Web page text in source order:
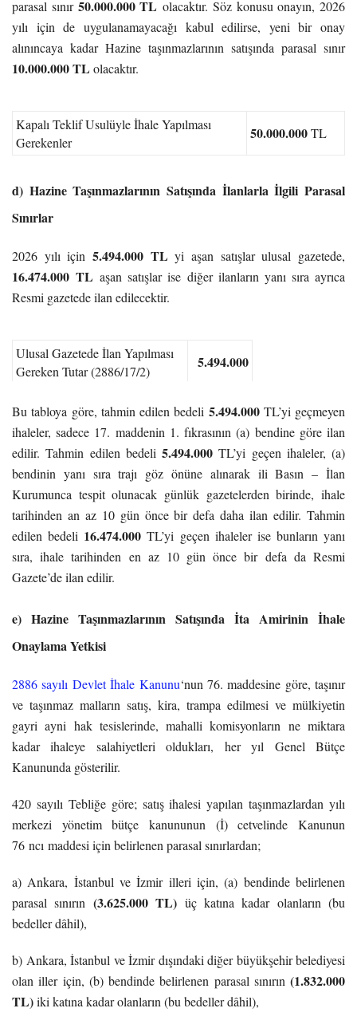
parasal sınır 50.000.000 TL olacaktır. Söz konusu onayın, 2026
yılı için de uygulanamayacağı kabul edilirse, yeni bir onay
alınıncaya kadar Hazine taşınmazlarının satışında parasal sınır
10.000.000 TL olacaktır.
Kapalı Teklif Usulüyle İhale Yapılması
Gerekenler
50.000.000TL
d) Hazine Taşınmazlarının Satışında İlanlarla İlgili Parasal
Sınırlar
2026 yılı için 5.494.000 TL yi aşan satışlar ulusal gazetede,
16.474.000 TL aşan satışlar ise diğer ilanların yanı sıra ayrıca
Resmi gazetede ilan edilecektir.
Ulusal Gazetede İlan Yapılması
Gereken Tutar (2886/17/2)
5.494.000
Gereken Tutar (2886/17/3)
16.474.000
Bu tabloya göre, tahmin edilen bedeli 5.494.000 TL’yi geçmeyen
ihaleler, sadece 17. maddenin 1. fıkrasının (a) bendine göre ilan
edilir. Tahmin edilen bedeli 5.494.000TL’yi geçen ihaleler, (a)
bendinin yanı sıra trajı göz önüne alınarak ili Basın – İlan
Kurumunca tespit olunacak günlük gazetelerden birinde, ihale
tarihinden an az 10 gün önce bir defa daha ilan edilir. Tahmin
edilen bedeli 16.474.000TL’yi geçen ihaleler ise bunların yanı
sıra, ihale tarihinden en az 10 gün önce bir defa da Resmi
Gazete’de ilan edilir.
e) Hazine Taşınmazlarının Satışında İta Amirinin İhale
Onaylama Yetkisi
2886 sayılı Devlet İhale Kanunu‘nun 76. maddesine göre, taşınır
ve taşınmaz malların satış, kira, trampa edilmesi ve mülkiyetin
gayri ayni hak tesislerinde, mahalli komisyonların ne miktara
kadar ihaleye salahiyetleri oldukları, her yıl Genel Bütçe
Kanununda gösterilir.
420 sayılı Tebliğe göre; satış ihalesi yapılan taşınmazlardan yılı
merkezi yönetim bütçe kanununun (İ) cetvelinde Kanunun
76 ncı maddesi için belirlenen parasal sınırlardan;
a) Ankara, İstanbul ve İzmir illeri için, (a) bendinde belirlenen
parasal sınırın (3.625.000 TL) üç katına kadar olanların (bu
bedeller dâhil),
b) Ankara, İstanbul ve İzmir dışındaki diğer büyükşehir belediyesi
olan iller için, (b) bendinde belirlenen parasal sınırın (1.832.000
TL)iki katına kadar olanların (bu bedeller dâhil),